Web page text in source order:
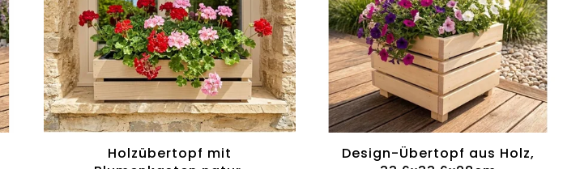
Holzübertopf mit
Design-Übertopf aus Holz,